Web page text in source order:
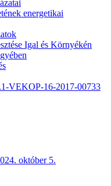
energetikai
Igal és Környékén
VEKOP-16-2017-00733
október 5.